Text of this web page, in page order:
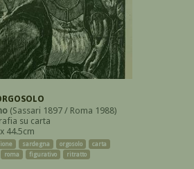
(Sassari 1897 / Roma 1988)
su carta
44.5cm
sardegna orgosolo
carta
roma figurativo ritratto